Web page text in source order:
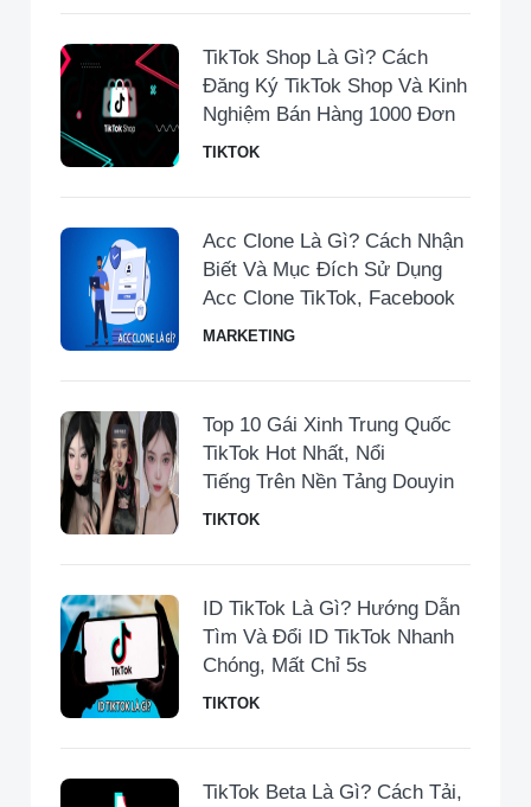
TikTok Shop Là Gì? Cách
Đăng Ký TikTok Shop Và Kinh
Nghiệm Bán Hàng 1000 Đơn
TIKTOK
Acc Clone Là Gì? Cách Nhận
Biết Và Mục Đích Sử Dụng
Acc Clone TikTok, Facebook
MARKETING
Top 10 Gái Xinh Trung Quốc
TikTok Hot Nhất, Nổi
Tiếng Trên Nền Tảng Douyin
TIKTOK
ID TikTok Là Gì? Hướng Dẫn
Tìm Và Đổi ID TikTok Nhanh
Chóng, Mất Chỉ 5s
TIKTOK
TikTok Beta Là Gì? Cách Tải,